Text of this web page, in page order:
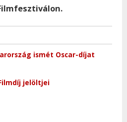
ismét Oscar-díjat
jelöltjei